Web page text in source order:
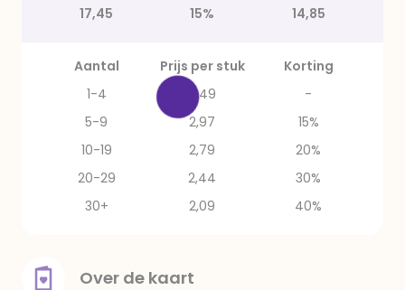
17,45
15% 14,85
Aantal Prijs per stuk
Korting
1-4
3,49
-
5-9
2,97
15%
10-19
2,79
20%
20-29
2,44
30%
30+
2,09 40%
Over de kaart